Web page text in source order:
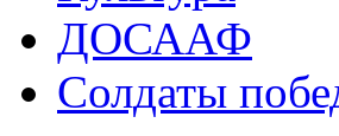
ДОСААФ
Солдаты